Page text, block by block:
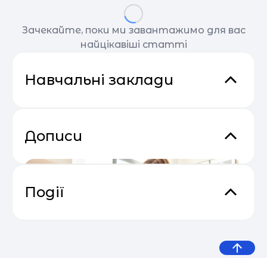
Зачекайте, поки ми завантажимо для вас
найцікавіші статті
Навчальні заклади
Дописи
Події